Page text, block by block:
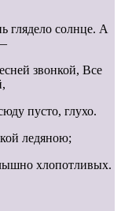
глядело солнце. А
звонкой, Все
пусто, глухо.
ледяною;
хлопотливых.